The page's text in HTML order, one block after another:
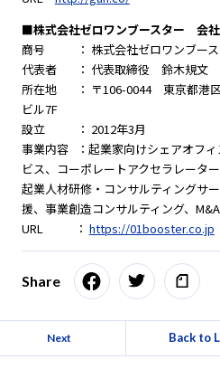
■株式会社ゼロワンブースター 会
商号 ： 株式会社ゼロワンブース
代表者 ： 代表取締役 鈴木規文
所在地 ： 〒106-0044 東京都港区
ビル7F
設立 ： 2012年3月
事業内容 ：起業家向けシェアオフ
ビス、コーポレートアクセラレータ
起業人材研修・コンサルティングサ
援、事業創造コンサルティング、
URL ： https://01booster.co.jp
Share
Next Back to